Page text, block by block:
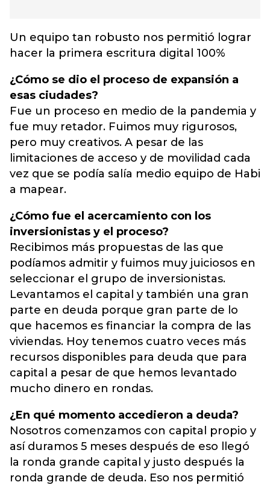
Un equipo tan robusto nos permitió lograr
hacer la primera escritura digital 100%
¿Cómo se dio el proceso de expansión a
esas ciudades?
Fue un proceso en medio de la pandemia y
fue muy retador. Fuimos muy rigurosos,
pero muy creativos. A pesar de las
limitaciones de acceso y de movilidad cada
vez que se podía salía medio equipo de Habi
a mapear.
¿Cómo fue el acercamiento con los
inversionistas y el proceso?
Recibimos más propuestas de las que
podíamos admitir y fuimos muy juiciosos en
seleccionar el grupo de inversionistas.
Levantamos el capital y también una gran
parte en deuda porque gran parte de lo
que hacemos es financiar la compra de las
viviendas. Hoy tenemos cuatro veces más
recursos disponibles para deuda que para
capital a pesar de que hemos levantado
mucho dinero en rondas.
¿En qué momento accedieron a deuda?
Nosotros comenzamos con capital propio y
así duramos 5 meses después de eso llegó
la ronda grande capital y justo después la
ronda grande de deuda. Eso nos permitió